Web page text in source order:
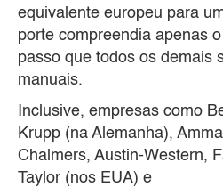
equivalente europeu para
porte compreendia apenas
passo que todos os demais
manuais.
Inclusive, empresas como
Krupp (na Alemanha),
Chalmers, Austin-Western,
Taylor (nos EUA) e